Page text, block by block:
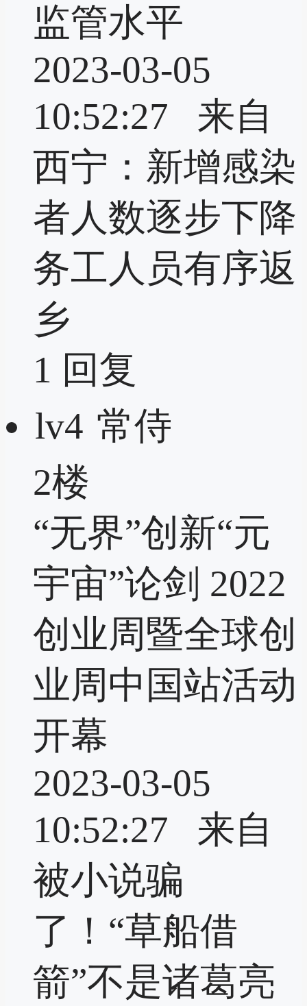
监管水平
2023-03-05
10:52:27 来自
西宁：新增感染
者人数逐步下降
务工人员有序返
乡
1 回复
lv4 常侍
2楼
“无界”创新“元
宇宙”论剑 2022
创业周暨全球创
业周中国站活动
开幕
2023-03-05
10:52:27 来自
被小说骗
了！“草船借
箭”不是诸葛亮